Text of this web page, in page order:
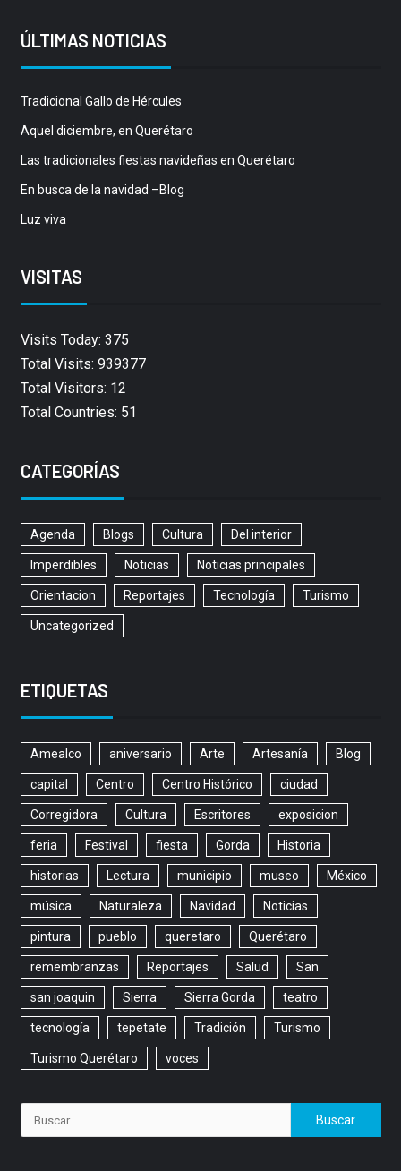
ÚLTIMAS NOTICIAS
Tradicional Gallo de Hércules
Aquel diciembre, en Querétaro
Las tradicionales fiestas navideñas en Querétaro
En busca de la navidad –Blog
Luz viva
VISITAS
Visits Today: 375
Total Visits: 939377
Total Visitors: 12
Total Countries: 51
CATEGORÍAS
Agenda Blogs Cultura Del interior
Imperdibles Noticias Noticias principales
Orientacion Reportajes Tecnología Turismo
Uncategorized
ETIQUETAS
Amealco aniversario Arte Artesanía Blog
capital Centro Centro Histórico ciudad
Corregidora Cultura Escritores exposicion
feria Festival fiesta Gorda Historia
historias Lectura municipio museo México
música Naturaleza Navidad Noticias
pintura pueblo queretaro Querétaro
remembranzas Reportajes Salud San
san joaquin Sierra Sierra Gorda teatro
tecnología tepetate Tradición Turismo
Turismo Querétaro voces